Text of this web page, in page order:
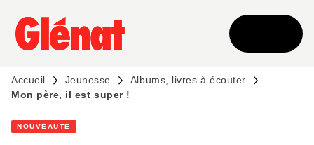
MENU RECHERCHE CONTENU
PIED DE PAGE
Accueil Jeunesse
Albums, livres à écouter
Mon père, il est super !
NOUVEAUTÉ